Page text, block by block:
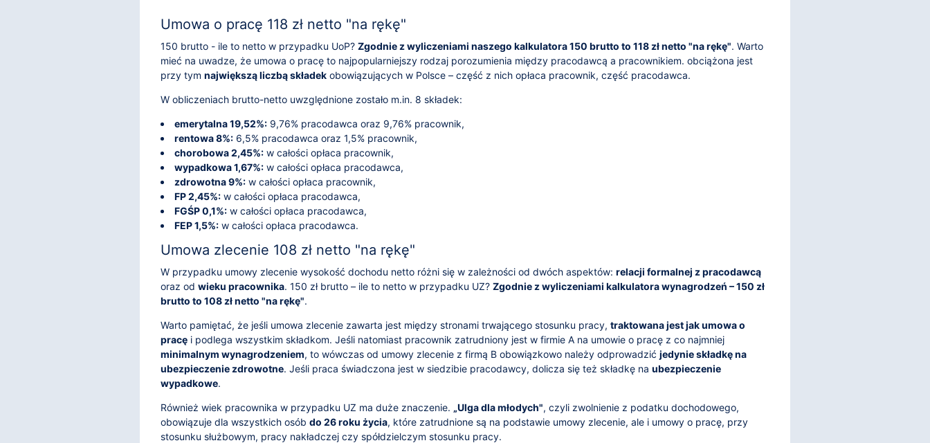
Umowa o pracę 118 zł netto "na rękę"
150 brutto - ile to netto w przypadku UoP? Zgodnie z wyliczeniami naszego kalkulatora 150 brutto to 118 zł netto "na rękę". Warto
mieć na uwadze, że umowa o pracę to najpopularniejszy rodzaj porozumienia między pracodawcą a pracownikiem. obciążona jest
przy tym największą liczbą składek obowiązujących w Polsce – część z nich opłaca pracownik, część pracodawca.
W obliczeniach brutto-netto uwzględnione zostało m.in. 8 składek:
emerytalna 19,52%: 9,76% pracodawca oraz 9,76% pracownik,
rentowa 8%: 6,5% pracodawca oraz 1,5% pracownik,
chorobowa 2,45%: w całości opłaca pracownik,
wypadkowa 1,67%: w całości opłaca pracodawca,
zdrowotna 9%: w całości opłaca pracownik,
FP 2,45%: w całości opłaca pracodawca,
FGŚP 0,1%: w całości opłaca pracodawca,
FEP 1,5%: w całości opłaca pracodawca.
Umowa zlecenie 108 zł netto "na rękę"
W przypadku umowy zlecenie wysokość dochodu netto różni się w zależności od dwóch aspektów: relacji formalnej z pracodawcą
oraz od wieku pracownika. 150 zł brutto – ile to netto w przypadku UZ? Zgodnie z wyliczeniami kalkulatora wynagrodzeń – 150 zł
brutto to 108 zł netto "na rękę".
Warto pamiętać, że jeśli umowa zlecenie zawarta jest między stronami trwającego stosunku pracy, traktowana jest jak umowa o
pracę i podlega wszystkim składkom. Jeśli natomiast pracownik zatrudniony jest w firmie A na umowie o pracę z co najmniej
minimalnym wynagrodzeniem, to wówczas od umowy zlecenie z firmą B obowiązkowo należy odprowadzić jedynie składkę na
ubezpieczenie zdrowotne. Jeśli praca świadczona jest w siedzibie pracodawcy, dolicza się też składkę na ubezpieczenie
wypadkowe.
Również wiek pracownika w przypadku UZ ma duże znaczenie. „Ulga dla młodych", czyli zwolnienie z podatku dochodowego,
obowiązuje dla wszystkich osób do 26 roku życia, które zatrudnione są na podstawie umowy zlecenie, ale i umowy o pracę, przy
stosunku służbowym, pracy nakładczej czy spółdzielczym stosunku pracy.